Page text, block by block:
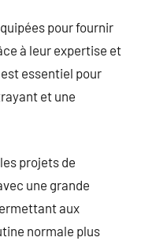
pour fournir
à leur expertise et
essentiel pour
et une
projets de
une grande
aux
normale plus